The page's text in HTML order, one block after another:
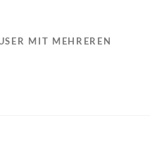
MIT MEHREREN